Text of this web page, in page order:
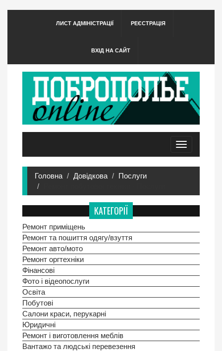
ЛИСТ АДМІНІСТРАЦІЇ РЕЄСТРАЦІЯ
ВХІД НА САЙТ
Toggle
navigation
Головна Довідкова
Послуги
КАТЕГОРІЇ
Ремонт приміщень
Ремонт та пошиття одягу/взуття
Ремонт авто/мото
Ремонт оргтехніки
Фінансові
Фото і відеопослуги
Освіта
Побутовi
Салони краси, перукарні
Юридичнi
Ремонт і виготовлення меблів
Вантажо та людські перевезення